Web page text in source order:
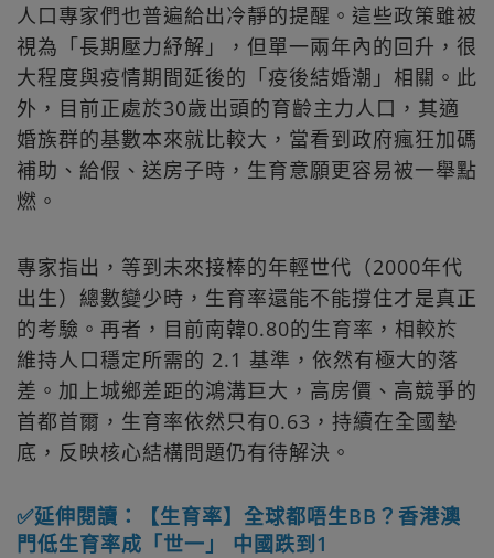
人口專家們也普遍給出冷靜的提醒。這些政策雖被
視為「長期壓力紓解」，但單一兩年內的回升，很
大程度與疫情期間延後的「疫後結婚潮」相關。此
外，目前正處於30歲出頭的育齡主力人口，其適
婚族群的基數本來就比較大，當看到政府瘋狂加碼
補助、給假、送房子時，生育意願更容易被一舉點
燃。
專家指出，等到未來接棒的年輕世代（2000年代
出生）總數變少時，生育率還能不能撐住才是真正
的考驗。再者，目前南韓0.80的生育率，相較於
維持人口穩定所需的 2.1 基準，依然有極大的落
差。加上城鄉差距的鴻溝巨大，高房價、高競爭的
首都首爾，生育率依然只有0.63，持續在全國墊
底，反映核心結構問題仍有待解決。
✅延伸閱讀：【生育率】全球都唔生BB？香港澳
門低生育率成「世一」 中國跌到1